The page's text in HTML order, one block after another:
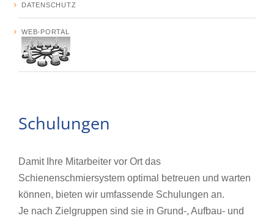
DATENSCHUTZ
WEB-PORTAL
Schulungen
Damit Ihre Mitarbeiter vor Ort das
Schienenschmiersystem optimal betreuen und warten
können, bieten wir umfassende Schulungen an.
Je nach Zielgruppen sind sie in Grund-, Aufbau- und